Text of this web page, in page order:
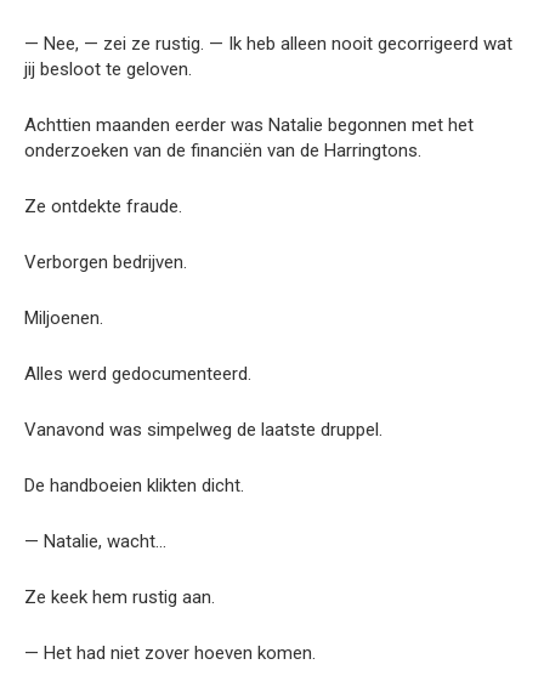
— Nee, — zei ze rustig. — Ik heb alleen nooit gecorrigeerd wat
jij besloot te geloven.
Achttien maanden eerder was Natalie begonnen met het
onderzoeken van de financiën van de Harringtons.
Ze ontdekte fraude.
Verborgen bedrijven.
Miljoenen.
Alles werd gedocumenteerd.
Vanavond was simpelweg de laatste druppel.
De handboeien klikten dicht.
— Natalie, wacht…
Ze keek hem rustig aan.
— Het had niet zover hoeven komen.